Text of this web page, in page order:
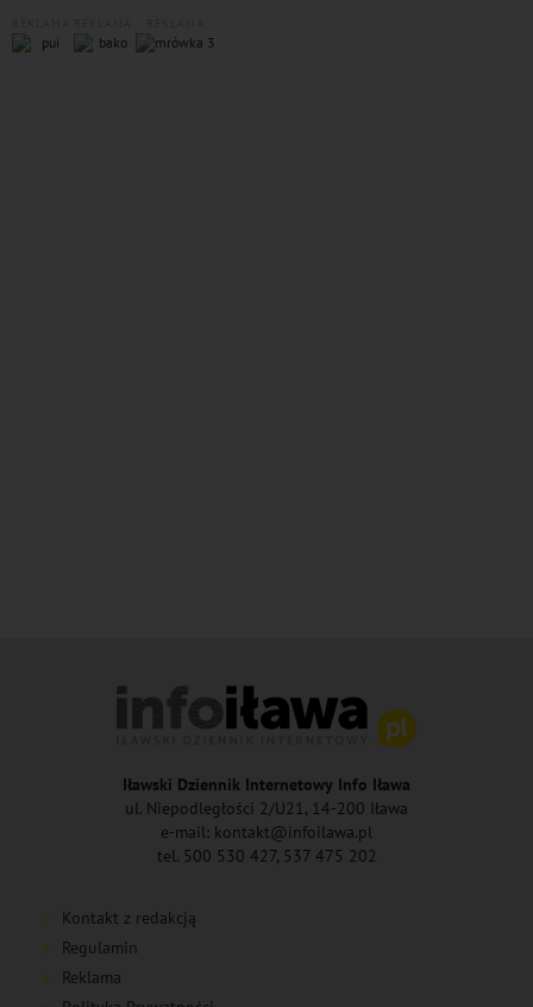
Iławski Dziennik Internetowy Info Iława
ul. Niepodległości 2/U21, 14-200 Iława
e-mail: kontakt@infoilawa.pl
tel. 500 530 427, 537 475 202
Kontakt z redakcją
Regulamin
Reklama